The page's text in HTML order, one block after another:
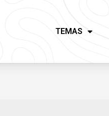
TEMAS